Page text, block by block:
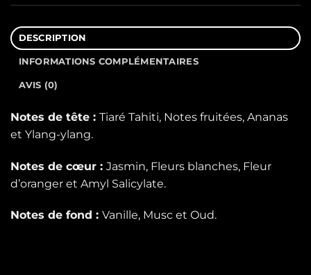
DESCRIPTION
INFORMATIONS COMPLÉMENTAIRES
AVIS (0)
Notes de tête : Tiaré Tahiti, Notes fruitées, Ananas
et Ylang-ylang.
Notes de cœur : Jasmin, Fleurs blanches, Fleur
d’oranger et Amyl Salicylate.
Notes de fond : Vanille, Musc et Oud.